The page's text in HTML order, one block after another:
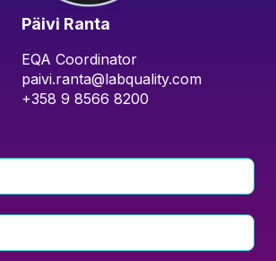
Päivi Ranta
EQA Coordinator
paivi.ranta@labquality.com
+358 9 8566 8200